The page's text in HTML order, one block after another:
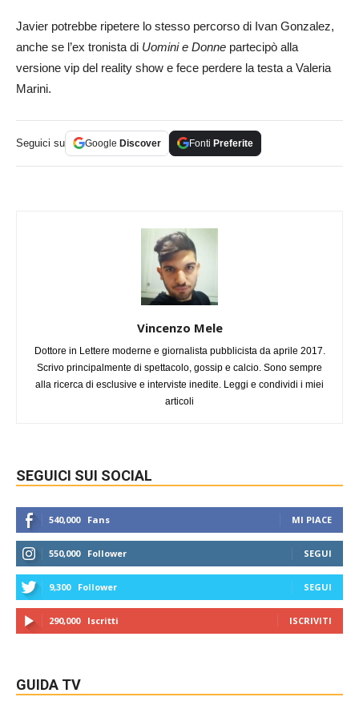
Javier potrebbe ripetere lo stesso percorso di Ivan Gonzalez,
anche se l’ex tronista di Uomini e Donne partecipò alla
versione vip del reality show e fece perdere la testa a Valeria
Marini.
Seguici su Google Discover Fonti Preferite
Vincenzo Mele
Dottore in Lettere moderne e giornalista pubblicista da aprile 2017.
Scrivo principalmente di spettacolo, gossip e calcio. Sono sempre
alla ricerca di esclusive e interviste inedite. Leggi e condividi i miei
articoli
SEGUICI SUI SOCIAL
540,000 Fans MI PIACE
550,000 Follower SEGUI
9,300 Follower SEGUI
290,000 Iscritti ISCRIVITI
GUIDA TV